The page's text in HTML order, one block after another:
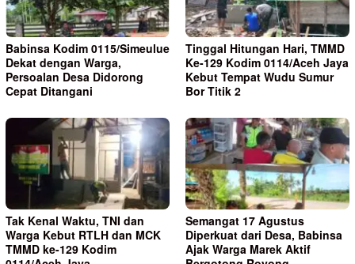
Babinsa Kodim 0115/Simeulue
Dekat dengan Warga,
Persoalan Desa Didorong
Cepat Ditangani
Tinggal Hitungan Hari, TMMD
Ke-129 Kodim 0114/Aceh Jaya
Kebut Tempat Wudu Sumur
Bor Titik 2
Tak Kenal Waktu, TNI dan
Warga Kebut RTLH dan MCK
TMMD ke-129 Kodim
Semangat 17 Agustus
Diperkuat dari Desa, Babinsa
Ajak Warga Marek Aktif